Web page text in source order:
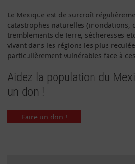
Le Mexique est de surcroît
catastrophes naturelles (inondations,
tremblements de terre, sécheresses
vivant dans les régions les plus
particulièrement vulnérables face à
Aidez la population du
un don !
Faire un don !